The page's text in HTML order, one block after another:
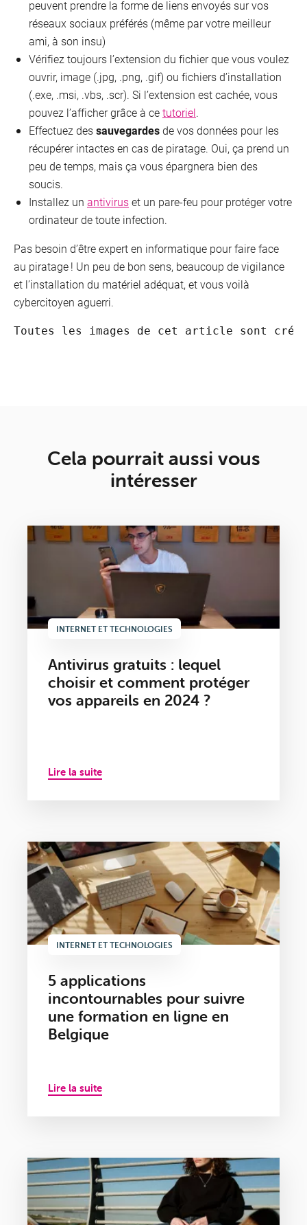
peuvent prendre la forme de liens envoyés sur vos
réseaux sociaux préférés (même par votre meilleur
ami, à son insu)
Vérifiez toujours l’extension du fichier que vous voulez
ouvrir, image (.jpg, .png, .gif) ou fichiers d’installation
(.exe, .msi, .vbs, .scr). Si l’extension est cachée, vous
pouvez l’afficher grâce à cetutoriel.
Effectuez dessauvegardesde vos données pour les
récupérer intactes en cas de piratage. Oui, ça prend un
peu de temps, mais ça vous épargnera bien des
soucis.
Installez un antiviruset un pare-feu pour protéger votre
ordinateur de toute infection.
Pas besoin d’être expert en informatique pour faire face
au piratage ! Un peu de bon sens, beaucoup de vigilance
et l’installation du matériel adéquat, et vous voilà
cybercitoyen aguerri.
Toutes les images de cet article sont
Cela pourrait aussi vous
intéresser
INTERNET ET TECHNOLOGIES
Antivirus gratuits : lequel
choisir et comment protéger
vos appareils en 2024 ?
Lire la suite
INTERNET ET TECHNOLOGIES
5 applications
incontournables pour suivre
une formation en ligne en
Belgique
Lire la suite